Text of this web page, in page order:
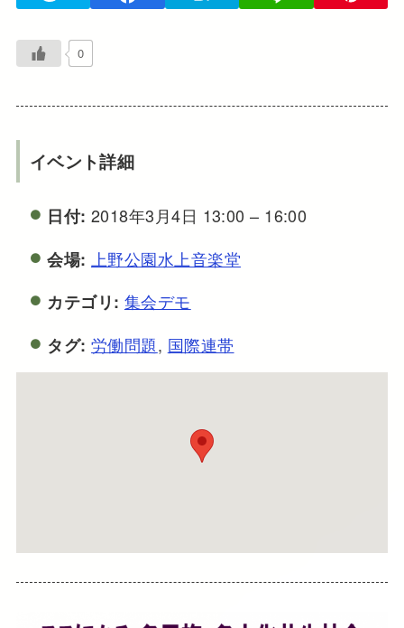
0
イベント詳細
日付: 2018年3月4日 13:00 – 16:00
会場: 上野公園水上音楽堂
カテゴリ: 集会デモ
タグ: 労働問題, 国際連帯